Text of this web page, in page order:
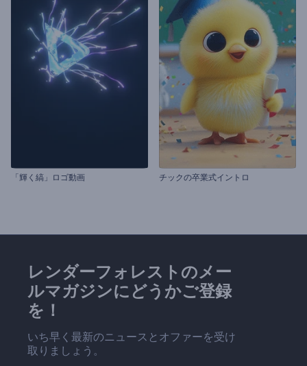
「輝く縞」ロゴ動画 チックの卒業式イントロ
レンダーフォレストのメー
ルマガジンにどうかご登録
を！
いち早く最新のニュースとオファーを受け
取りましょう。